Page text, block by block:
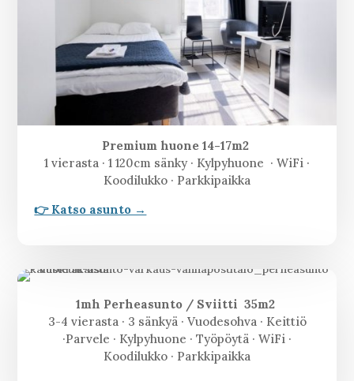
Premium huone 14-17m2
1 vierasta · 1 120cm sänky · Kylpyhuone · WiFi ·
Koodilukko · Parkkipaikka
👉 Katso asunto →
1mh Perheasunto / Sviitti 35m2
3-4 vierasta · 3 sänkyä · Vuodesohva · Keittiö
·Parvele · Kylpyhuone · Työpöytä · WiFi ·
Koodilukko · Parkkipaikka